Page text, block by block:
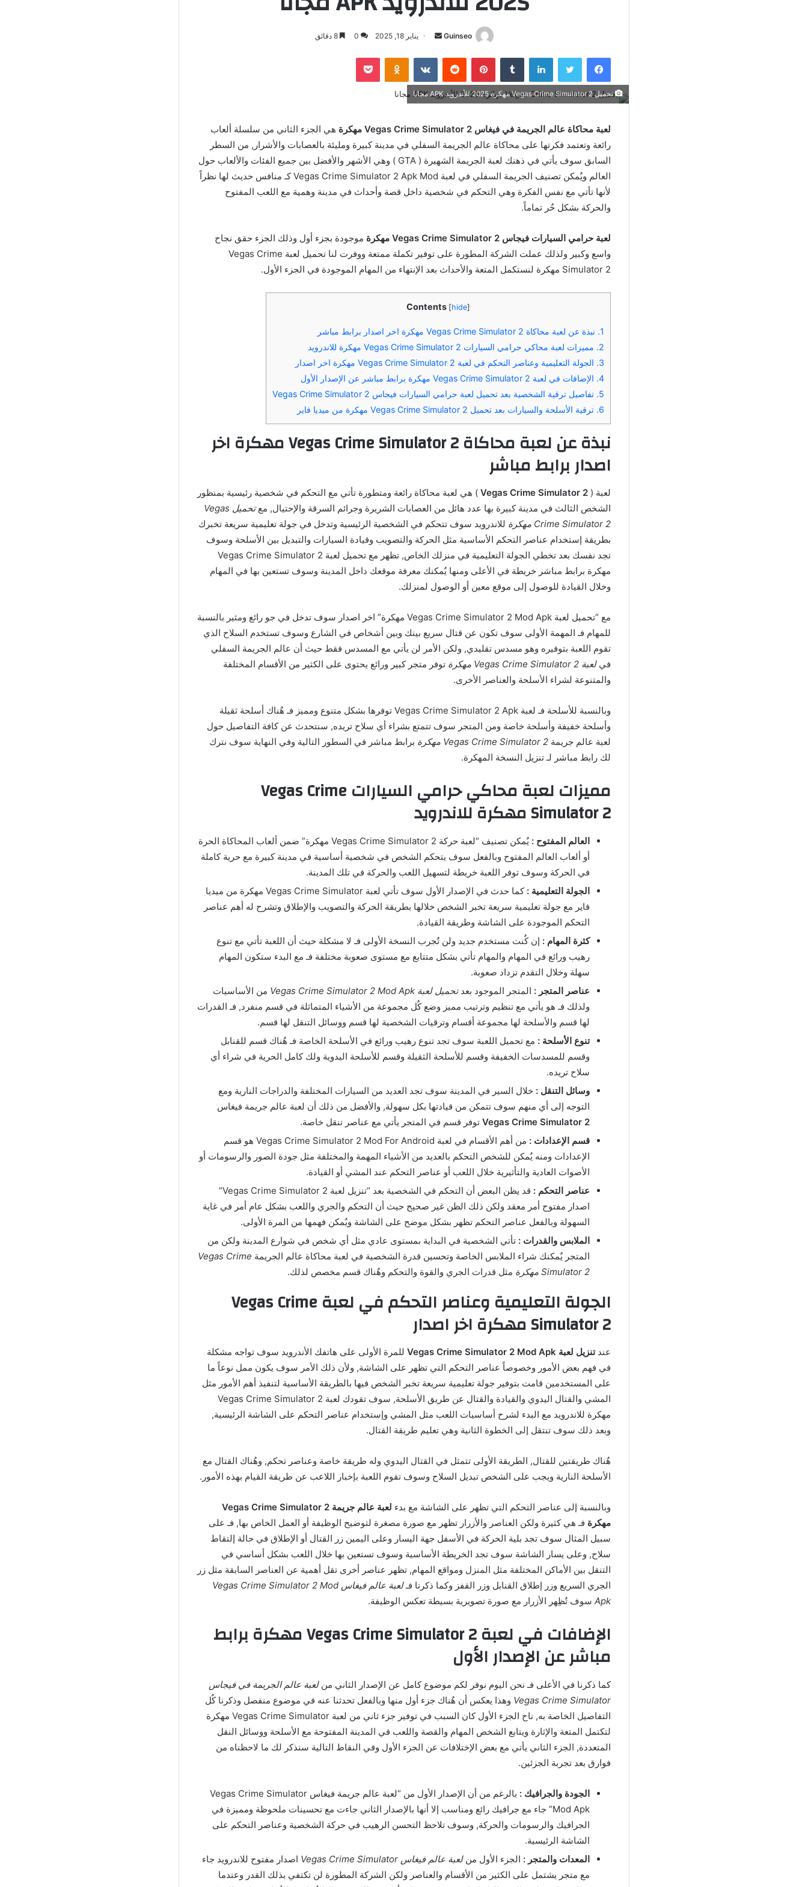
Guinseo
أرسليناير 18, 2025 0 8 دقائق
فيسبوك تويتر لينكدإن بينتيريست Odnoklassniki
بوكيت
تحميل Vegas Crime Simulator 2 مهكرة 2025 للأندرويد APK مجانا
لعبة محاكاة عالم الجريمة في فيغاس Vegas Crime Simulator 2 مهكرة
هي الجزء الثاني من سلسلة ألعاب
رائعة وتعتمد فكرتها على محاكاة عالم الجريمة السفلي في مدينة كبيرة ومليئة بالعصابات والأشرار, من السطر
السابق سوف يأتي في ذهنك لعبة الجريمة الشهيرة ( GTA ) وهي الأشهر والأفضل بين جميع الفئات والألعاب حول
العالم ويٌمكن تصنيف الجريمة السفلي في لعبة Vegas Crime Simulator 2 Apk Mod كـ منافس حديث لها نظراً
لأنها تأتي مع نفس الفكرة وهي التحكم في شخصية داخل قصة وأحداث في مدينة وهمية مع اللعب المفتوح
والحركة بشكل حٌر تماماً.
لعبة حرامي السيارات فيجاس Vegas Crime Simulator 2 مهكرة
موجودة بجزء أول وذلك الجزء حقق نجاح
واسع وكبير ولذلك عملت الشركة المطورة على توفير تكملة ممتعة ووفرت لنا تحميل لعبة Vegas Crime
Simulator 2 مهكرة لنستكمل المتعة والأحداث بعد الإنتهاء من المهام الموجودة في الجزء الأول.
Contents [hide]
1. نبذة عن لعبة محاكاة Vegas Crime Simulator 2 مهكرة اخر اصدار برابط مباشر
2. مميزات لعبة محاكي حرامي السيارات Vegas Crime Simulator 2 مهكرة للاندرويد
3. الجولة التعليمية وعناصر التحكم في لعبة Vegas Crime Simulator 2 مهكرة اخر اصدار
4. الإضافات في لعبة Vegas Crime Simulator 2 مهكرة برابط مباشر عن الإصدار الأول
5. تفاصيل ترقية الشخصية بعد تحميل لعبة حرامي السيارات فيجاس Vegas Crime Simulator 2
6. ترقية الأسلحة والسيارات بعد تحميل Vegas Crime Simulator 2 مهكرة من ميديا فاير
نبذة عن لعبة محاكاة Vegas Crime Simulator 2 مهكرة اخر
اصدار برابط مباشر
لعبة ( Vegas Crime Simulator 2 ) هي لعبة محاكاة رائعة ومتطورة تأتي مع التحكم في شخصية رئيسية بمنظور
الشخص الثالث في مدينة كبيرة بها عدد هائل من العصابات الشريرة وجرائم السرقة والإحتيال, مع
تحميل Vegas
Crime Simulator 2 مهكرة
للاندرويد سوف تتحكم في الشخصية الرئيسية وتدخل في جولة تعليمية سريعة تخبرك
بطريقة إستخدام عناصر التحكم الأساسية مثل الحركة والتصويب وقيادة السيارات والتبديل بين الأسلحة وسوف
تجد نفسك بعد تخطي الجولة التعليمية في منزلك الخاص, تظهر مع تحميل لعبة Vegas Crime Simulator 2
مهكرة برابط مباشر خريطة في الأعلى ومنها يٌمكنك معرفة موقعك داخل المدينة وسوف تستعين بها في المهام
وخلال القيادة للوصول إلى موقع معين أو الوصول لمنزلك.
مع “تحميل لعبة Vegas Crime Simulator 2 Mod Apk مهكرة” اخر اصدار سوف تدخل في جو رائع ومثير بالنسبة
للمهام فـ المهمة الأولى سوف تكون عن قتال سريع بينك وبين أشخاص في الشارع وسوف تستخدم السلاح الذي
تقوم اللعبة بتوفيره وهو مسدس تقليدي, ولكن الأمر لن يأتي مع المسدس فقط حيث أن عالم الجريمة السفلي
فيلعبة Vegas Crime Simulator 2 مهكرة
توفر متجر كبير ورائع يحتوى على الكثير من الأقسام المختلفة
والمتنوعة لشراء الأسلحة والعناصر الأخرى.
وبالنسبة للأسلحة فـ لعبة Vegas Crime Simulator 2 Apk توفرها بشكل متنوع ومميز فـ هٌناك أسلحة ثقيلة
وأسلحة خفيفة وأسلحة خاصة ومن المتجر سوف تتمتع بشراء أي سلاح تريده, سنتحدث عن كافة التفاصيل حول
لعبة عالم جريمة Vegas Crime Simulator 2 مهكرة
برابط مباشر في السطور التالية وفي النهاية سوف نترك
لك رابط مباشر لـ تنزيل النسخة المهكرة.
مميزات لعبة محاكي حرامي السيارات Vegas Crime
Simulator 2 مهكرة للاندرويد
العالم المفتوح :
يٌمكن تصنيف “لعبة حركة Vegas Crime Simulator 2 مهكرة” ضمن ألعاب المحاكاة الحرة
أو ألعاب العالم المفتوح وبالفعل سوف يتحكم الشخص في شخصية أساسية في مدينة كبيرة مع حرية كاملة
في الحركة وسوف توفر اللعبة خريطة لتسهيل اللعب والحركة في تلك المدينة.
الجولة التعليمية :
كما حدث في الإصدار الأول سوف تأتي لعبة Vegas Crime Simulator مهكرة من ميديا
فاير مع جولة تعليمية سريعة تخبر الشخص خلالها بطريقة الحركة والتصويب والإطلاق وتشرح له أهم عناصر
التحكم الموجودة على الشاشة وطريقة القيادة.
كثرة المهام : إن كٌنت مستخدم جديد ولن تٌجرب النسخة الأولى فـ لا مشكلة حيث أن اللعبة تأتي مع تنوع
رهيب ورائع في المهام والمهام تأتي بشكل متتابع مع مستوى صعوبة مختلفة فـ مع البدء ستكون المهام
سهلة وخلال التقدم تزداد صعوبة.
عناصر المتجر : المتجر الموجود بعدتحميل لعبة Vegas Crime Simulator 2 Mod Apk
من الأساسيات
ولذلك فـ هو يأتي مع تنظيم وترتيب مميز وضع كٌل مجموعة من الأشياء المتماثلة في قسم منفرد, فـ القدرات
لها قسم والأسلحة لها مجموعة أقسام وترقيات الشخصية لها قسم ووسائل التنقل لها قسم.
تنوع الأسلحة : مع تحميل اللعبة سوف تجد تنوع رهيب ورائع في الأسلحة الخاصة فـ هٌناك قسم للقنابل
وقسم للمسدسات الخفيفة وقسم للأسلحة الثقيلة وقسم للأسلحة اليدوية ولك كامل الحرية في شراء أي
سلاح تريده.
وسائل التنقل : خلال السير في المدينة سوف تجد العديد من السيارات المختلفة والدراجات النارية ومع
التوجه إلى أي منهم سوف تتمكن من قيادتها بكل سهولة, والأفضل من ذلك أن لعبة عالم جريمة فيغاس
Vegas Crime Simulator 2 توفر قسم في المتجر يأتي مع عناصر تنقل خاصة.
قسم الإعدادات :
من أهم الأقسام في لعبة Vegas Crime Simulator 2 Mod For Android هو قسم
الإعدادات ومنه يٌمكن للشخص التحكم بالعديد من الأشياء المهمة والمختلفة مثل جودة الصور والرسومات أو
الأصوات العادية والتأثيرية خلال اللعب أو عناصر التحكم عند المشي أو القيادة.
عناصر التحكم :
قد يظن البعض أن التحكم في الشخصية بعد “تنزيل لعبة Vegas Crime Simulator 2”
اصدار مفتوح أمر معقد ولكن ذلك الظن غير صحيح حيث أن التحكم والجري واللعب بشكل عام أمر في غاية
السهولة وبالفعل عناصر التحكم تظهر بشكل موضح على الشاشة ويٌمكن فهمها من المرة الأولى.
الملابس والقدرات : تأتي الشخصية في البداية بمستوى عادي مثل أي شخص في شوارع المدينة ولكن من
المتجر يٌمكنك شراء الملابس الخاصة وتحسين قدرة الشخصية في لعبة محاكاة عالم الجريمة Vegas Crime
Simulator 2 مهكرة
مثل قدرات الجري والقوة والتحكم وهٌناك قسم مخصص لذلك.
الجولة التعليمية وعناصر التحكم في لعبة Vegas Crime
Simulator 2 مهكرة اخر اصدار
عندتنزيل لعبة Vegas Crime Simulator 2 Mod Apk
للمرة الأولى على هاتفك الأندرويد سوف تواجه مشكلة
في فهم بعض الأمور وخصوصاً عناصر التحكم التي تظهر على الشاشة, ولأن ذلك الأمر سوف يكون ممل نوعاً ما
على المستخدمين قامت بتوفير جولة تعليمية سريعة تخبر الشخص فيها بالطريقة الأساسية لتنفيذ أهم الأمور مثل
المشي والقتال اليدوي والقيادة والقتال عن طريق الأسلحة, سوف تقودك لعبة Vegas Crime Simulator 2
مهكرة للاندرويد مع البدء لشرح أساسيات اللعب مثل المشي وإستخدام عناصر التحكم على الشاشة الرئيسية,
وبعد ذلك سوف تنتقل إلى الخطوة الثانية وهي تعليم طريقة القتال.
هٌناك طريقتين للقتال, الطريقة الأولى تتمثل في القتال اليدوي وله طريقة خاصة وعناصر تحكم, وهٌناك القتال مع
الأسلحة النارية ويجب على الشخص تبديل السلاح وسوف تقوم اللعبة بإخبار اللاعب عن طريقة القيام بهذه الأمور.
وبالنسبة إلى عناصر التحكم التي تظهر على الشاشة مع بدء
لعبة عالم جريمة Vegas Crime Simulator 2
مهكرة فـ هي كثيرة ولكن العناصر والأزرار تظهر مع صورة مصغرة لتوضيح الوظيفة أو العمل الخاص بها, فـ على
سبيل المثال سوف تجد بلية الحركة في الأسفل جهة اليسار وعلى اليمين زر القتال أو الإطلاق في حالة إلتقاط
سلاح, وعلى يسار الشاشة سوف تجد الخريطة الأساسية وسوف تستعين بها خلال اللعب بشكل أساسي في
التنقل بين الأماكن المختلفة مثل المنزل ومواقع المهام, تظهر عناصر أخرى تقل أهمية عن العناصر السابقة مثل زر
الجري السريع وزر إطلاق القنابل وزر القفز وكما ذكرنا فـ
لعبة عالم فيغاس Vegas Crime Simulator 2 Mod
Apk سوف تٌظِهر الأزرار مع صورة تصويرية بسيطة تعكس الوظيفة.
الإضافات في لعبة Vegas Crime Simulator 2 مهكرة برابط
مباشر عن الإصدار الأول
كما ذكرنا في الأعلى فـ نحن اليوم نوفر لكم موضوع كامل عن الإصدار الثاني منلعبة عالم الجريمة في فيجاس
Vegas Crime Simulator وهذا يعكس أن هٌناك جزء أول منها وبالفعل تحدثنا عنه في موضوع منفصل وذكرنا كٌل
التفاصيل الخاصة به, ناح الجزء الأول كان السبب في توفير جزء ثاني من لعبة Vegas Crime Simulator مهكرة
لتكتمل المتعة والإثارة ويتابع الشخص المهام والقصة واللعب في المدينة المفتوحة مع الأسلحة ووسائل النقل
المتعددة, الجزء الثاني يأتي مع بعض الإختلافات عن الجزء الأول وفي النقاط التالية سنذكر لك ما لاحظناه من
فوارق بعد تجربة الجزئين.
الجودة والجرافيك :
بالرغم من أن الإصدار الأول من “لعبة عالم جريمة فيغاس Vegas Crime Simulator
Mod Apk” جاء مع جرافيك رائع ومناسب إلا أنها بالإصدار الثاني جاءت مع تحسينات ملحوظة ومميزة في
الجرافيك والرسومات والحركة, وسوف تلاحظ التحسن الرهيب في حركة الشخصية وعناصر التحكم على
الشاشة الرئيسية.
المعدات والمتجر : الجزء الأول منلعبة عالم فيغاس Vegas Crime Simulator
اصدار مفتوح للاندرويد جاء
مع متجر يشتمل على الكثير من الأقسام والعناصر ولكن الشركة المطورة لن تكتفي بذلك القدر وعندما